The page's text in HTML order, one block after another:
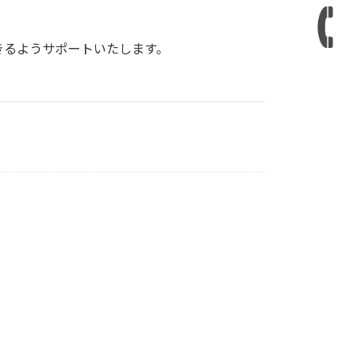
ようサポートいたします。